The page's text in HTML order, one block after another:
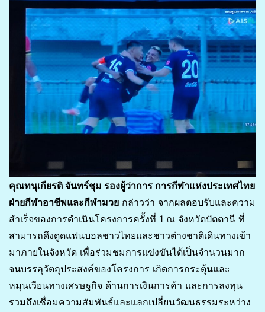
คุณทนุเกียรติ จันทร์ชุม รองผู้ว่าการ การกีฬาแห่งประเทศไทย
ฝ่ายกีฬาอาชีพและกีฬามวย กล่าวว่า จากผลตอบรับและความ
สำเร็จของการดำเนินโครงการครั้งที่ 1 ณ จังหวัดปัตตานี ที่
สามารถดึงดูดแฟนบอลชาวไทยและชาวต่างชาติเดินทางเข้า
มาภายในจังหวัด เพื่อร่วมชมการแข่งขันได้เป็นจำนวนมาก
จนบรรลุวัตถุประสงค์ของโครงการ เกิดการกระตุ้นและ
หมุนเวียนทางเศรษฐกิจ ด้านการเงินการค้า และการลงทุน
รวมถึงเชื่อมความสัมพันธ์และแลกเปลี่ยนวัฒนธรรมระหว่าง